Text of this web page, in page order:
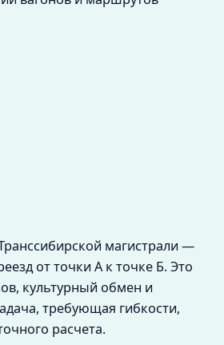
магистрали —
от точки А к точке Б. Это
культурный обмен и
требующая гибкости,
расчета.